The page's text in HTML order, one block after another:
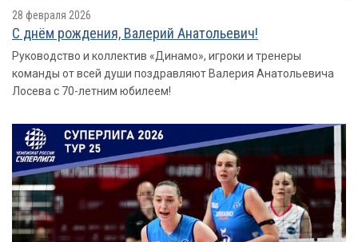
28 февраля 2026
С днём рождения, Валерий Анатольевич!
Руководство и коллектив «Динамо», игроки и тренеры
команды от всей души поздравляют Валерия Анатольевича
Лосева с 70-летним юбилеем!